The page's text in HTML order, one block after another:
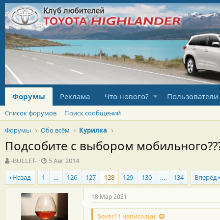
Форумы Реклама Что нового? Пользователи
Список форумов
Поиск сообщений
Форумы
Обо всём Курилка
Подсобите с выбором
А
в
т
о
-BULLET-
Д
а
а
н
а
ч
5 Авг 2014
Назад
1 … 126 127 128 129 130 … 134 Вперёд
18 Мар 2021
Sever11 написал(а):